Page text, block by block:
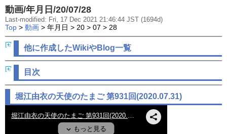
動画/年月日/20/07/28
Last-modified: Fri, 17 Dec 2021 21:46:44 JST (1694d)
Top > 動画 > 年月日 > 20 > 07 > 28
他に作成したWikiやBlog一覧
目次
堀江由衣の天使のたまご 第931回(2020.07.31)